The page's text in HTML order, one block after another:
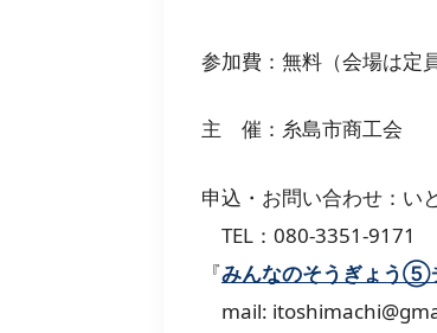
参加費：無料（会場は定
主 催：糸島市商工会
申込・お問い合わせ：い
TEL：080-3351-9171
『みんなのそうぎょう⑤
mail: